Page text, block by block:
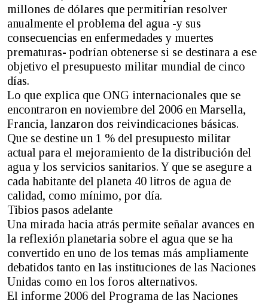
millones de dólares que permitirían resolver
anualmente el problema del agua -y sus
consecuencias en enfermedades y muertes
prematuras- podrían obtenerse si se destinara a ese
objetivo el presupuesto militar mundial de cinco
días.
Lo que explica que ONG internacionales que se
encontraron en noviembre del 2006 en Marsella,
Francia, lanzaron dos reivindicaciones básicas.
Que se destine un 1 % del presupuesto militar
actual para el mejoramiento de la distribución del
agua y los servicios sanitarios. Y que se asegure a
cada habitante del planeta 40 litros de agua de
calidad, como mínimo, por día.
Tibios pasos adelante
Una mirada hacia atrás permite señalar avances en
la reflexión planetaria sobre el agua que se ha
convertido en uno de los temas más ampliamente
debatidos tanto en las instituciones de las Naciones
Unidas como en los foros alternativos.
El informe 2006 del Programa de las Naciones